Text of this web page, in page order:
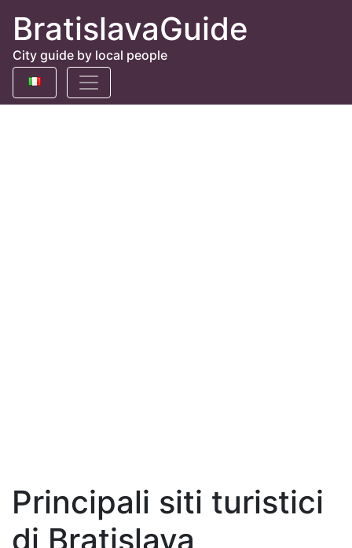
BratislavaGuide
City guide by local people
Principali siti turistici
di Bratislava